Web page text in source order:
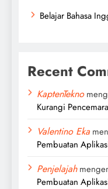
Belajar Bahasa
Recent
KaptenTekno
Kurangi
Valentino Eka
Pembuatan
Penjelajah
Pembuatan